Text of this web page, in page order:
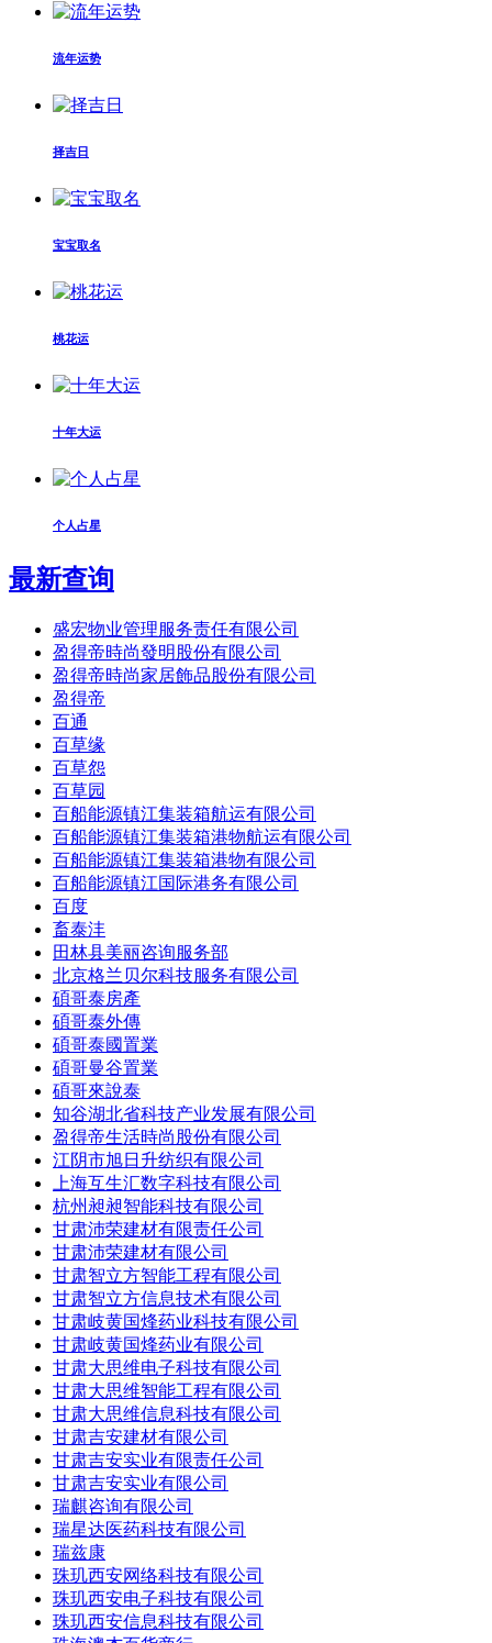
流年运势
择吉日
宝宝取名
桃花运
十年大运
个人占星
最新查询
盛宏物业管理服务责任有限公司
盈得帝時尚發明股份有限公司
盈得帝時尚家居飾品股份有限公司
盈得帝
百通
百草缘
百草怨
百草园
百船能源镇江集装箱航运有限公司
百船能源镇江集装箱港物航运有限公司
百船能源镇江集装箱港物有限公司
百船能源镇江国际港务有限公司
百度
畜泰沣
田林县美丽咨询服务部
北京格兰贝尔科技服务有限公司
碩哥泰房產
碩哥泰外傳
碩哥泰國置業
碩哥曼谷置業
碩哥來說泰
知谷湖北省科技产业发展有限公司
盈得帝生活時尚股份有限公司
江阴市旭日升纺织有限公司
上海互生汇数字科技有限公司
杭州昶昶智能科技有限公司
甘肃沛荣建材有限责任公司
甘肃沛荣建材有限公司
甘肃智立方智能工程有限公司
甘肃智立方信息技术有限公司
甘肃岐黄国烽药业科技有限公司
甘肃岐黄国烽药业有限公司
甘肃大思维电子科技有限公司
甘肃大思维智能工程有限公司
甘肃大思维信息科技有限公司
甘肃吉安建材有限公司
甘肃吉安实业有限责任公司
甘肃吉安实业有限公司
瑞麒咨询有限公司
瑞星达医药科技有限公司
瑞兹康
珠玑西安网络科技有限公司
珠玑西安电子科技有限公司
珠玑西安信息科技有限公司